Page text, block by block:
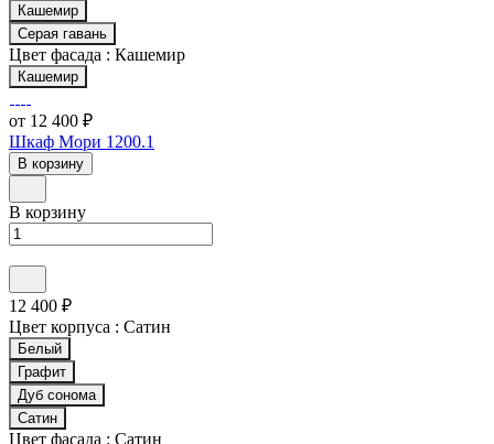
Кашемир
Серая гавань
Цвет фасада : Кашемир
Кашемир
от 12 400 ₽
Шкаф Мори 1200.1
В корзину
В корзину
12 400 ₽
Цвет корпуса : Сатин
Белый
Графит
Дуб сонома
Сатин
Цвет фасада : Сатин